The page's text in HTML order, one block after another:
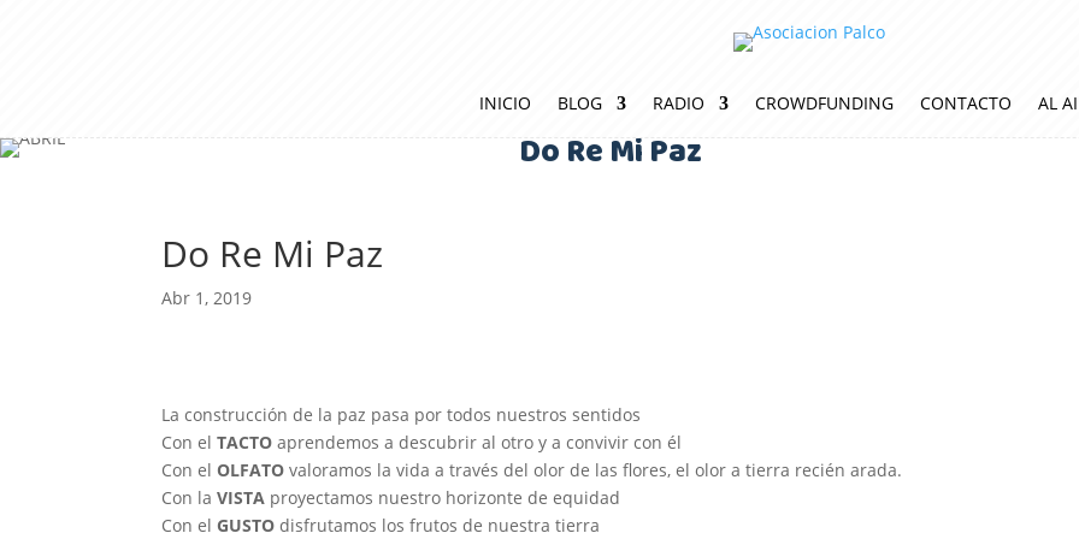
INICIO BLOG RADIO CROWDFUNDING CONTACTO AL
Do Re Mi Paz
Do Re Mi Paz
Abr 1, 2019
La construcción de la paz pasa por todos nuestros sentidos
Con elTACTO aprendemos a descubrir al otro y a convivir con él
Con elOLFATO valoramos la vida a través del olor de las flores, el olor a tierra recién arada.
Con laVISTA proyectamos nuestro horizonte de equidad
Con elGUSTO disfrutamos los frutos de nuestra tierra